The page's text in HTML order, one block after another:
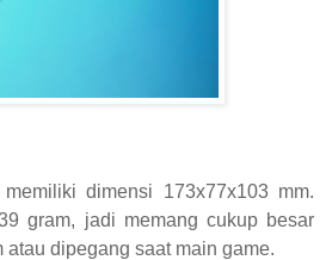
memiliki dimensi 173x77x103 mm.
gram, jadi memang cukup besar
dipegang saat main game.